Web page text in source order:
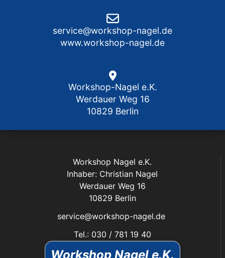
Workshop Nagel e.K.
service@workshop-nagel.de
www.workshop-nagel.de
Workshop-Nagel e.K.
Werdauer Weg 16
10829 Berlin
Workshop Nagel e.K.
Inhaber: Christian Nagel
Werdauer Weg 16
10829 Berlin
service@workshop-nagel.de
Tel.: 030 / 781 19 40